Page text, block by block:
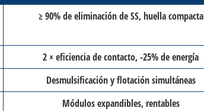
≥ 90% de eliminación de SS, huella compacta
2 × eficiencia de contacto, -25% de energía
Desmulsificación y flotación simultáneas
Módulos expandibles, rentables